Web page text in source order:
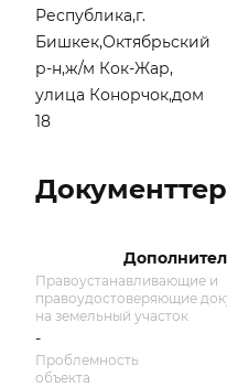
Республика,г.
Бишкек,Октябрьский
р-н,ж/м Кок-Жар,
улица Конорчок,дом
18
Документтер
Правоустанавливающие и
правоудостоверяющие
на земельный участок
-
Проблемность
объекта